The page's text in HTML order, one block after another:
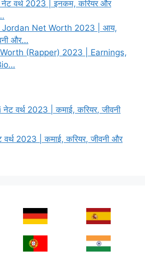
नेट वर्थ 2023 | इनकम, करियर और
Jordan Net Worth 2023 | आय,
और…
(Rapper) 2023 | Earnings,
वर्थ 2023 | कमाई, करियर, जीवनी
वर्थ 2023 | कमाई, करियर, जीवनी और